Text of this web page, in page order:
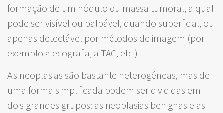
formação de um nódulo ou massa tumoral, a qual
pode ser visível ou palpável, quando superficial, ou
apenas detectável por métodos de imagem (por
exemplo a ecografia, a TAC, etc.).
As neoplasias são bastante heterogéneas, mas de
uma forma simplificada podem ser divididas em
dois grandes grupos: as neoplasias benignas e as